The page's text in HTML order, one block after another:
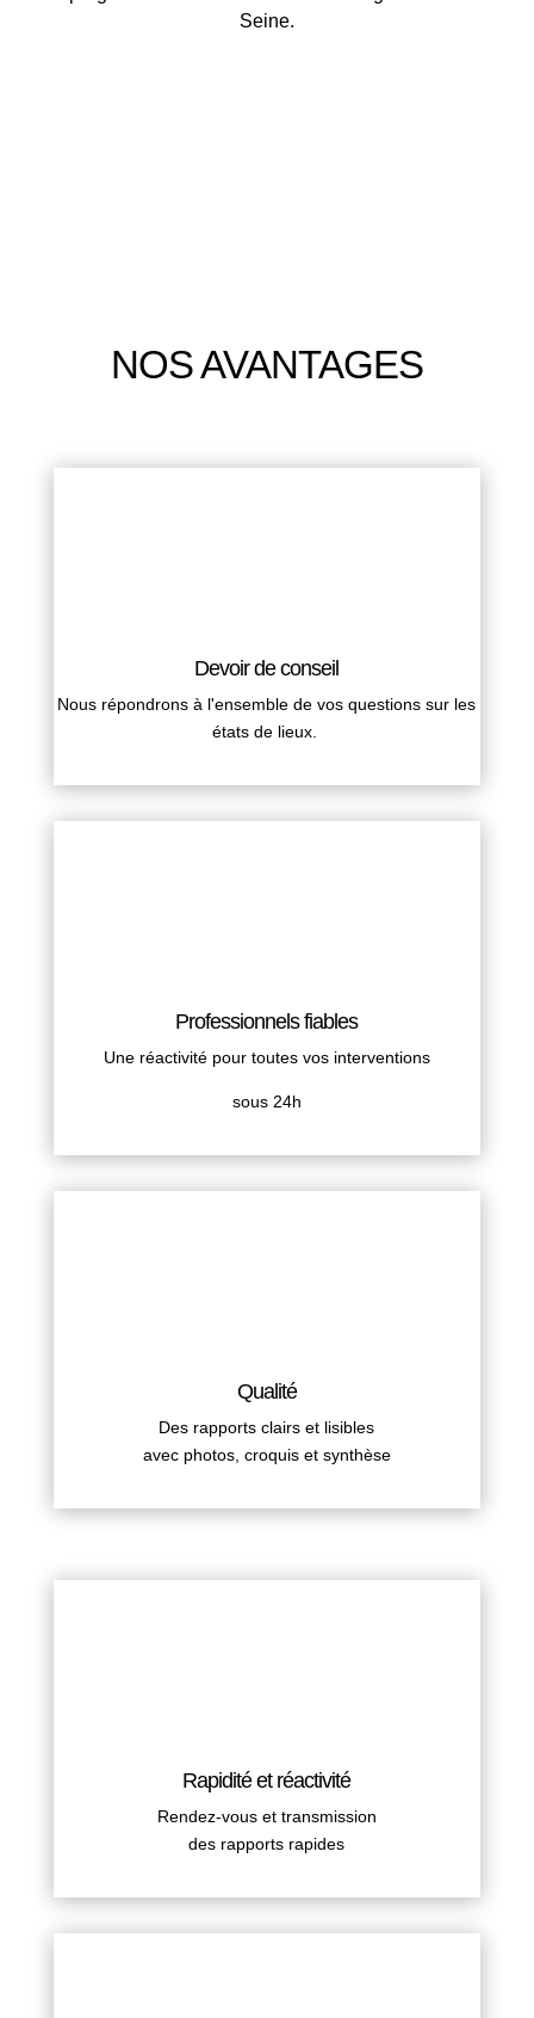
Seine.
NOS AVANTAGES
Devoir de conseil
Nous répondrons à l'ensemble de vos questions sur les
états de lieux.
Professionnels fiables
Une réactivité pour toutes vos interventions
sous 24h
Qualité
Des rapports clairs et lisibles
avec photos, croquis et synthèse
Rapidité et réactivité
Rendez-vous et transmission
des rapports rapides